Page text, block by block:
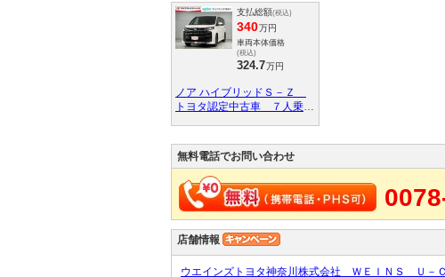
支払総額(税込)
340万円
車両本体価格
(税込)
324.7万円
ノア ハイブリッドＳ－Ｚ
トヨタ認定中古車 ７人乗
０Ｗ給電 ナビ＆フルセグＴ
Ｖ Ｂｌｕｅｔｏｏｔｈ
ＬＥＤヘッドライト アルミ
ホイール ＤＶＤ再生可 両
側電動スライドドア
無料電話でお問い合わせ
店舗情報
ウエインズトヨタ神奈川株式会社 ＷＥＩＮＳ Ｕ－